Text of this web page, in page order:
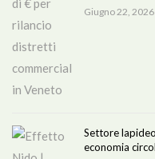
Giugno 22, 2026
Settore
economia